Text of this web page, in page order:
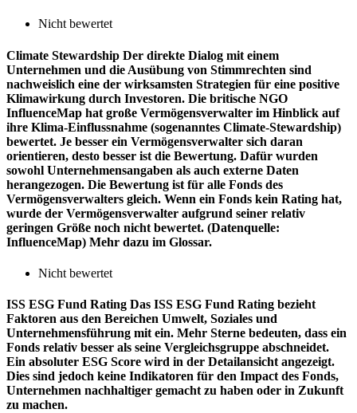
Nicht bewertet
Climate Stewardship Der direkte Dialog mit einem
Unternehmen und die Ausübung von Stimmrechten sind
nachweislich eine der wirksamsten Strategien für eine positive
Klimawirkung durch Investoren. Die britische NGO
InfluenceMap hat große Vermögensverwalter im Hinblick auf
ihre Klima-Einflussnahme (sogenanntes Climate-Stewardship)
bewertet. Je besser ein Vermögensverwalter sich daran
orientieren, desto besser ist die Bewertung. Dafür wurden
sowohl Unternehmensangaben als auch externe Daten
herangezogen. Die Bewertung ist für alle Fonds des
Vermögensverwalters gleich. Wenn ein Fonds kein Rating hat,
wurde der Vermögensverwalter aufgrund seiner relativ
geringen Größe noch nicht bewertet. (Datenquelle:
InfluenceMap) Mehr dazu im Glossar.
Nicht bewertet
ISS ESG Fund Rating Das ISS ESG Fund Rating bezieht
Faktoren aus den Bereichen Umwelt, Soziales und
Unternehmensführung mit ein. Mehr Sterne bedeuten, dass ein
Fonds relativ besser als seine Vergleichsgruppe abschneidet.
Ein absoluter ESG Score wird in der Detailansicht angezeigt.
Dies sind jedoch keine Indikatoren für den Impact des Fonds,
Unternehmen nachhaltiger gemacht zu haben oder in Zukunft
zu machen.